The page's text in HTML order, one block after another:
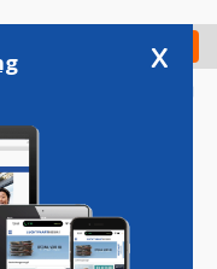
Check in
x